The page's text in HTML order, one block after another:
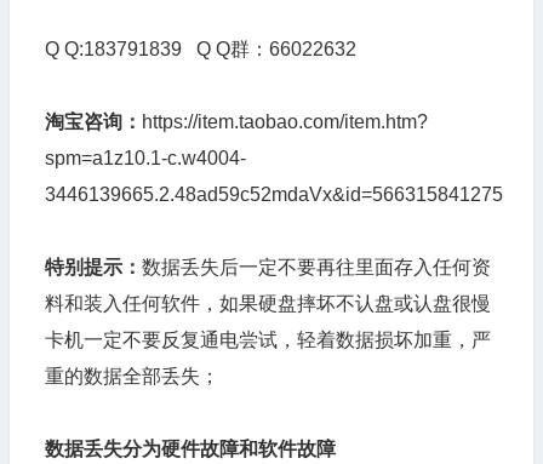
Q Q:183791839 Q Q群：66022632
淘宝咨询： https://item.taobao.com/item.htm?
spm=a1z10.1-c.w4004-
3446139665.2.48ad59c52mdaVx&id=566315841275
特别提示： 数据丢失后一定不要再往里面存入任何资
料和装入任何软件，如果硬盘摔坏不认盘或认盘很慢
卡机一定不要反复通电尝试，轻着数据损坏加重，严
重的数据全部丢失；
数据丢失分为硬件故障和软件故障